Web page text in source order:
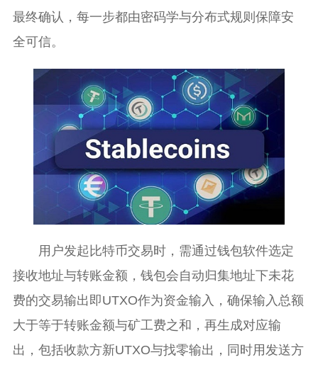
最终确认，每一步都由密码学与分布式规则保障安
全可信。
用户发起比特币交易时，需通过钱包软件选定
接收地址与转账金额，钱包会自动归集地址下未花
费的交易输出即UTXO作为资金输入，确保输入总额
大于等于转账金额与矿工费之和，再生成对应输
出，包括收款方新UTXO与找零输出，同时用发送方